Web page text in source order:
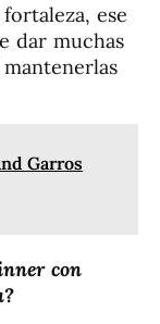
ese
dar muchas
Garros
con